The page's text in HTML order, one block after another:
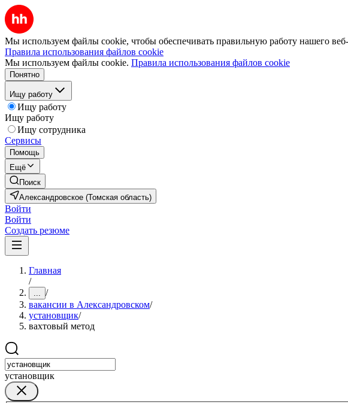
Мы используем файлы cookie, чтобы обеспечивать правильную работу нашего веб-
Правила использования файлов cookie
Мы используем файлы cookie. Правила использования файлов cookie
Понятно
Ищу работу
Ищу работу
Ищу работу
Ищу сотрудника
Сервисы
Помощь
Ещё
Поиск
Александровское (Томская область)
Войти
Войти
Создать резюме
Главная
/
... /
вакансии в Александровском/
установщик/
вахтовый метод
установщик